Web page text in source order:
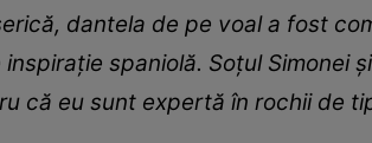
dantela de pe voal a fost
spaniolă. Soțul
că eu sunt expertă în rochii de